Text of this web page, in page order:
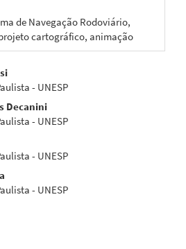
de Navegação Rodoviário,
cartográfico, animação
- UNESP
Decanini
- UNESP
- UNESP
- UNESP